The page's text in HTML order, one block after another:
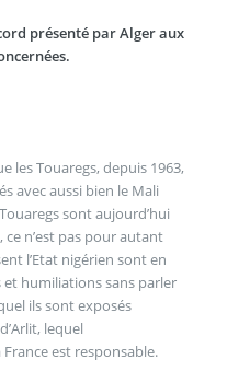
présenté par Alger aux
les Touaregs, depuis 1963,
avec aussi bien le Mali
sont aujourd’hui
ce n’est pas pour autant
l’Etat nigérien sont en
et humiliations sans parler
ils sont exposés
lequel
est responsable.